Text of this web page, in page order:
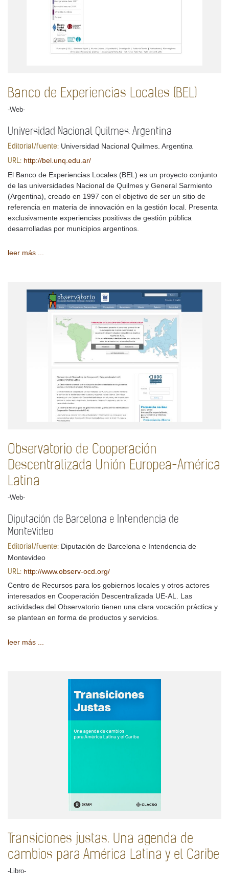
Banco de Experiencias Locales (BEL)
-Web-
Universidad Nacional Quilmes. Argentina
Editorial/fuente: Universidad Nacional Quilmes. Argentina
URL: http://bel.unq.edu.ar/
El Banco de Experiencias Locales (BEL) es un proyecto conjunto
de las universidades Nacional de Quilmes y General Sarmiento
(Argentina), creado en 1997 con el objetivo de ser un sitio de
referencia en materia de innovación en la gestión local. Presenta
exclusivamente experiencias positivas de gestión pública
desarrolladas por municipios argentinos.
leer más ...
Observatorio de Cooperación
Descentralizada Unión Europea-América
Latina
-Web-
Diputación de Barcelona e Intendencia de
Montevideo
Editorial/fuente: Diputación de Barcelona e Intendencia de
Montevideo
URL: http://www.observ-ocd.org/
Centro de Recursos para los gobiernos locales y otros actores
interesados en Cooperación Descentralizada UE-AL. Las
actividades del Observatorio tienen una clara vocación práctica y
se plantean en forma de productos y servicios.
leer más ...
Transiciones justas. Una agenda de
cambios para América Latina y el Caribe
-Libro-